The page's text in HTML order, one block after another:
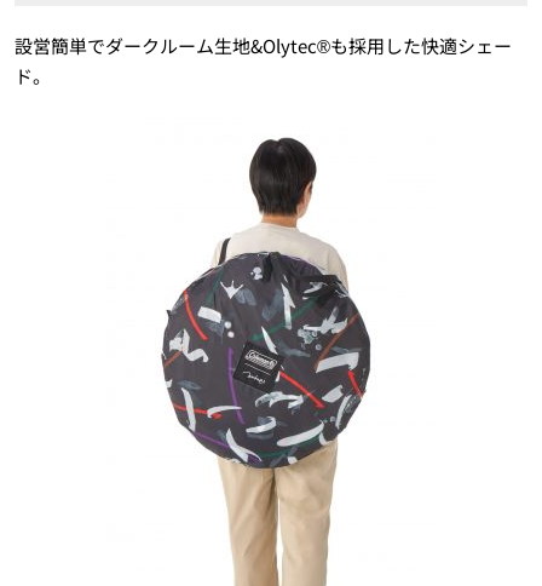
設営簡単でダークルーム生地&Olytec®も採用した快適シェー
ド。